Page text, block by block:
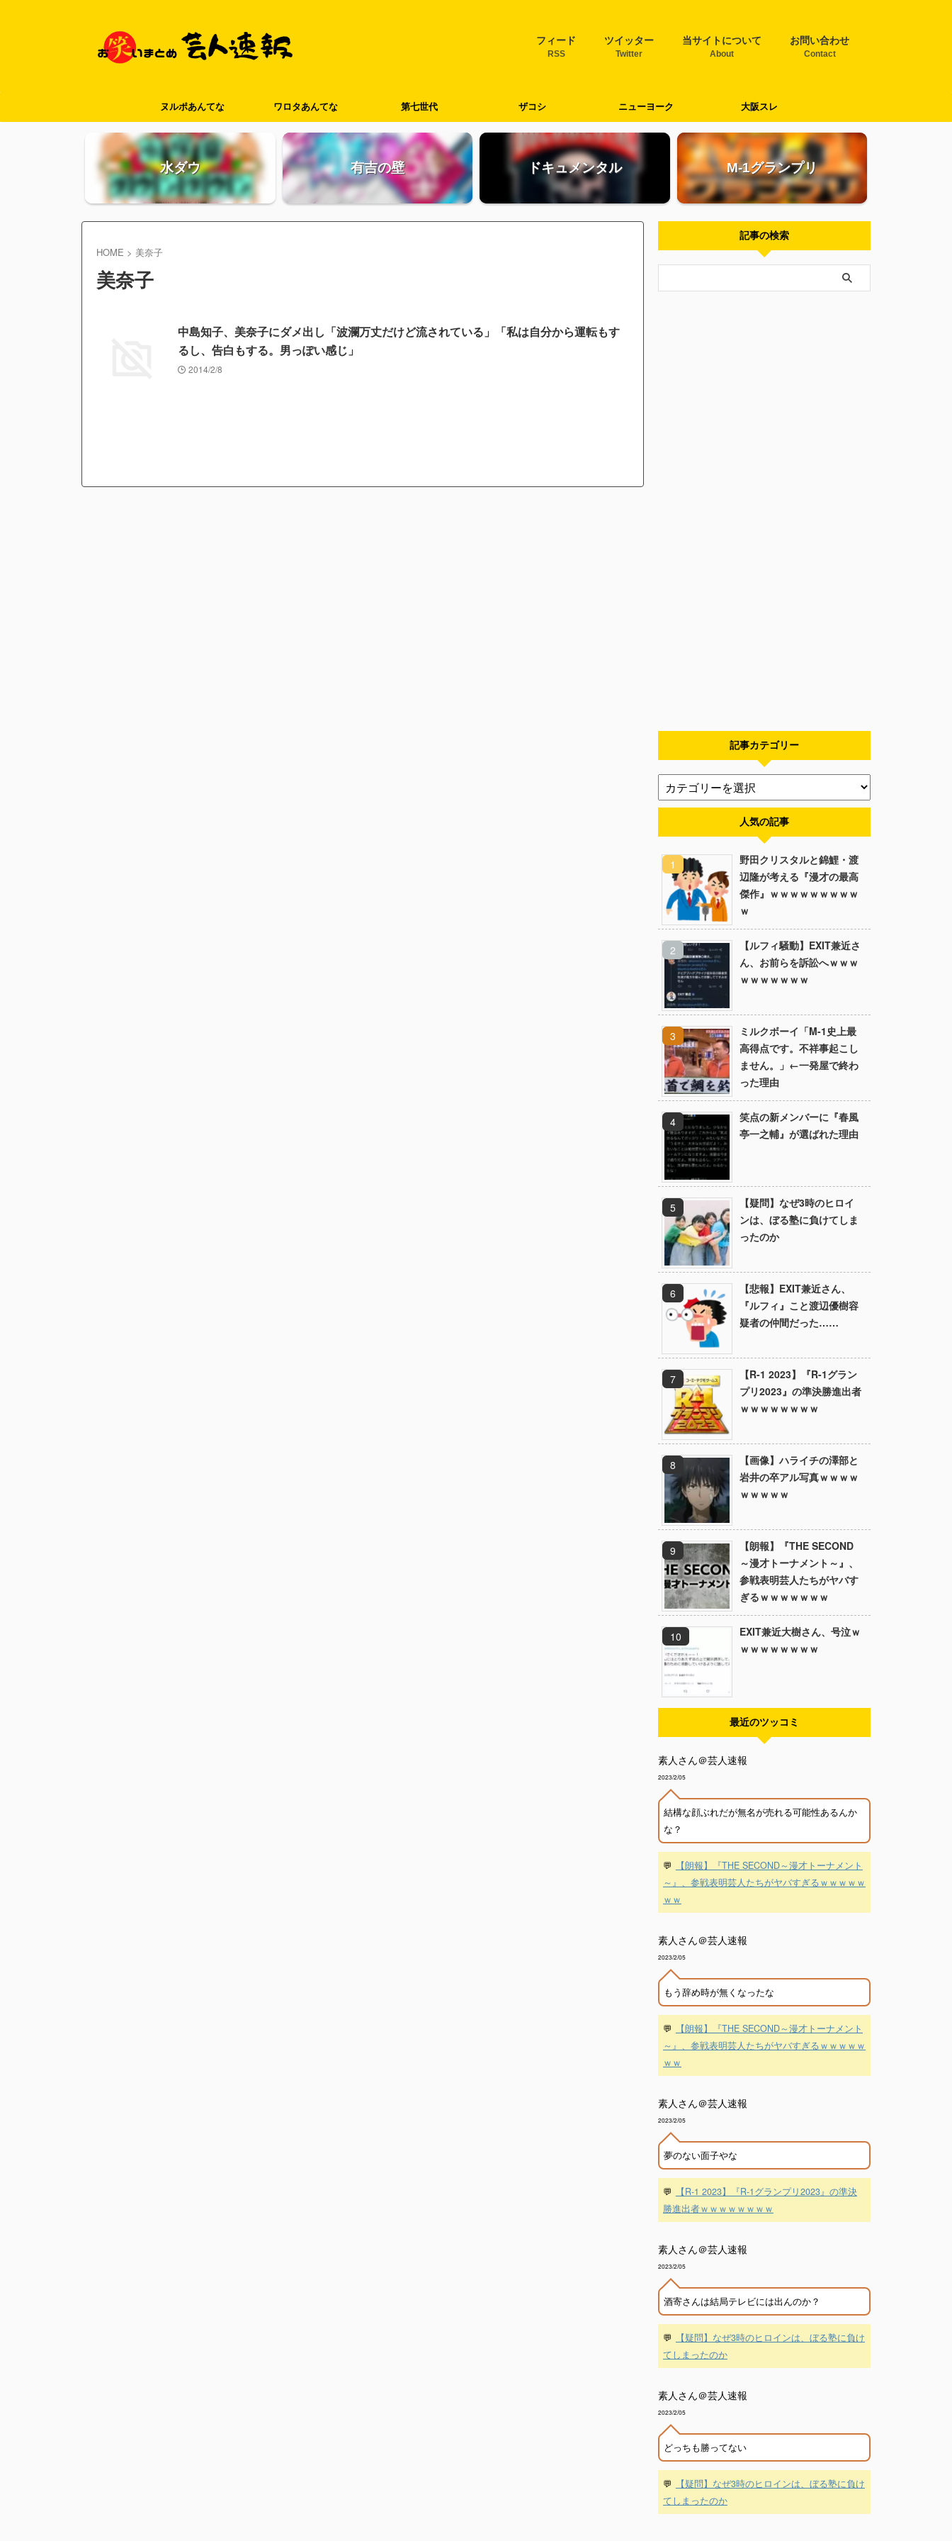
フィード
RSS
ツイッター
Twitter
当サイトについて
About
お問い合わせ
Contact
ヌルポあんてな ワロタあんてな 第七世代 ザコシ ニューヨーク 大阪スレ
水ダウ 有吉の壁 ドキュメンタル M-1グランプリ
HOME > 美奈子
美奈子
中島知子、美奈子にダメ出し「波瀾万丈だけど流されている」「私は自分から運転もす
るし、告白もする。男っぽい感じ」
2014/2/8
記事の検索
記事カテゴリー
人気の記事
野田クリスタルと錦鯉・渡
辺隆が考える『漫才の最高
傑作』ｗｗｗｗｗｗｗｗｗ
ｗ
【ルフィ騒動】EXIT兼近さ
ん、お前らを訴訟へｗｗｗ
ｗｗｗｗｗｗｗ
ミルクボーイ「M-1史上最
高得点です。不祥事起こし
ません。」←一発屋で終わ
った理由
笑点の新メンバーに『春風
亭一之輔』が選ばれた理由
【疑問】なぜ3時のヒロイ
ンは、ぼる塾に負けてしま
ったのか
【悲報】EXIT兼近さん、
『ルフィ』こと渡辺優樹容
疑者の仲間だった……
【R-1 2023】『R-1グラン
プリ2023』の準決勝進出者
ｗｗｗｗｗｗｗｗ
【画像】ハライチの澤部と
岩井の卒アル写真ｗｗｗｗ
ｗｗｗｗｗ
【朗報】『THE SECOND
～漫才トーナメント～』、
参戦表明芸人たちがヤバす
ぎるｗｗｗｗｗｗｗ
EXIT兼近大樹さん、号泣ｗ
ｗｗｗｗｗｗｗｗ
最近のツッコミ
素人さん＠芸人速報
2023/2/05
結構な顔ぶれだが無名が売れる可能性あるんか
な？
💬
【朗報】『THE SECOND～漫才トーナメント
～』、参戦表明芸人たちがヤバすぎるｗｗｗｗｗ
ｗｗ
素人さん＠芸人速報
2023/2/05
もう辞め時が無くなったな
💬
【朗報】『THE SECOND～漫才トーナメント
～』、参戦表明芸人たちがヤバすぎるｗｗｗｗｗ
ｗｗ
素人さん＠芸人速報
2023/2/05
夢のない面子やな
💬
【R-1 2023】『R-1グランプリ2023』の準決
勝進出者ｗｗｗｗｗｗｗｗ
素人さん＠芸人速報
2023/2/05
酒寄さんは結局テレビには出んのか？
💬
【疑問】なぜ3時のヒロインは、ぼる塾に負け
てしまったのか
素人さん＠芸人速報
2023/2/05
どっちも勝ってない
💬
【疑問】なぜ3時のヒロインは、ぼる塾に負け
てしまったのか